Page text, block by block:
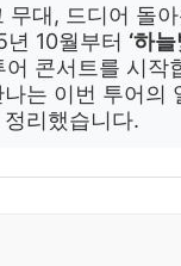
무대, 드디어 돌
10월부터 ‘하
어 콘서트를 시작
는 이번 투어의
리했습니다.